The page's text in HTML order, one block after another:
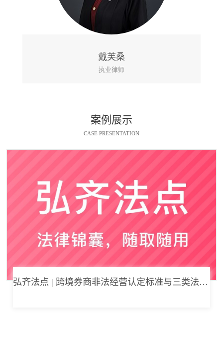
案例展示
CASE PRESENTATION
弘齐法点 | 跨境券商非法经营认定标准与三类法律风险边界